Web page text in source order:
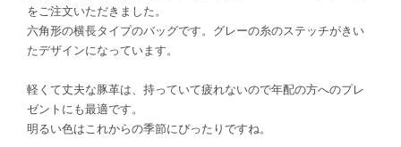
をご注文いただきました。
六角形の横長タイプのバッグです。グレーの糸のステッチがきい
たデザインになっています。
軽くて丈夫な豚革は、持っていて疲れないので年配の方へのプレ
ゼントにも最適です。
明るい色はこれからの季節にぴったりですね。